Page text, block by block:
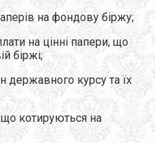
на фондову біржу;
на цінні папери, що
біржі;
державного курсу та їх
що котируються на